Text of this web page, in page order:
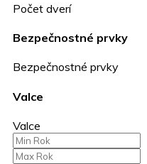
Počet dverí
Bezpečnostné prvky
Bezpečnostné prvky
Valce
Valce